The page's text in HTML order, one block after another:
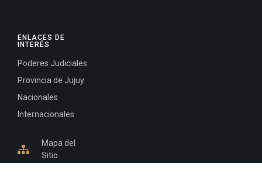
ENLACES DE
INTERÉS
Poderes Judiciales
Provincia de Jujuy
Nacionales
Internacionales
Mapa del
Sitio